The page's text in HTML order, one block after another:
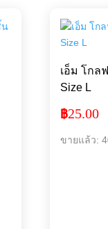
เอ็ม โกล
Size L
฿25.00
ขายแล้ว: